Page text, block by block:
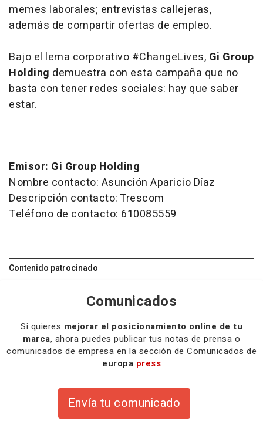
memes laborales; entrevistas callejeras,
además de compartir ofertas de empleo.
Bajo el lema corporativo #ChangeLives, Gi Group
Holding demuestra con esta campaña que no
basta con tener redes sociales: hay que saber
estar.
Emisor: Gi Group Holding
Nombre contacto: Asunción Aparicio Díaz
Descripción contacto: Trescom
Teléfono de contacto: 610085559
Contenido patrocinado
Comunicados
Si quieres mejorar el posicionamiento online de tu
marca, ahora puedes publicar tus notas de prensa o
comunicados de empresa en la sección de Comunicados de
europa press
Envía tu comunicado